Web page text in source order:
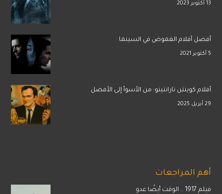
13 أكتوبر 2023
أفضل أفلام الغموض في السينما
5 أكتوبر 2021
أفلام كوينتن تارانتينو: من الأسوأ إلى الأفضل
29 أبريل 2025
أهم المراجعات
فيلم 1917 .. الوقت أيضًا عدو